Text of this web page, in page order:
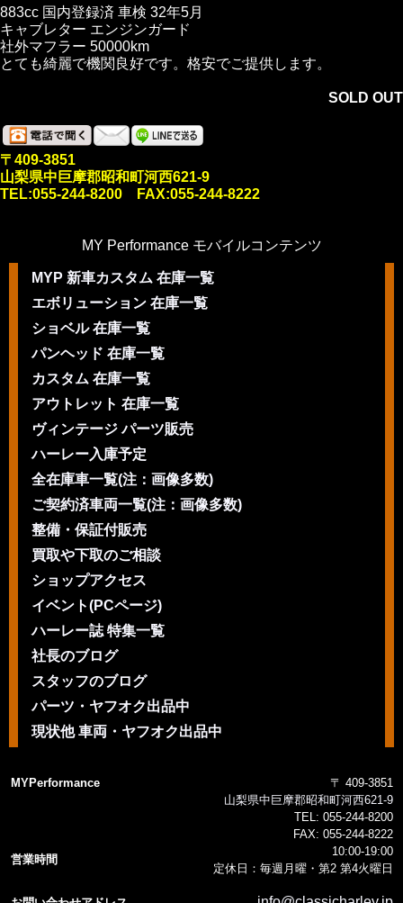
883cc 国内登録済 車検 32年5月
キャブレター エンジンガード
社外マフラー 50000km
とても綺麗で機関良好です。格安でご提供します。
SOLD OUT
〒409-3851
山梨県中巨摩郡昭和町河西621-9
TEL:055-244-8200 FAX:055-244-8222
MY Performance モバイルコンテンツ
MYP 新車カスタム 在庫一覧
エボリューション 在庫一覧
ショベル 在庫一覧
パンヘッド 在庫一覧
カスタム 在庫一覧
アウトレット 在庫一覧
ヴィンテージ パーツ販売
ハーレー入庫予定
全在庫車一覧(注：画像多数)
ご契約済車両一覧(注：画像多数)
整備・保証付販売
買取や下取のご相談
ショップアクセス
イベント(PCページ)
ハーレー誌 特集一覧
社長のブログ
スタッフのブログ
パーツ・ヤフオク出品中
現状他 車両・ヤフオク出品中
MYPerformance
〒 409-3851
山梨県中巨摩郡昭和町河西621-9
TEL: 055-244-8200
FAX: 055-244-8222
営業時間
10:00-19:00
定休日：毎週月曜・第2 第4火曜日